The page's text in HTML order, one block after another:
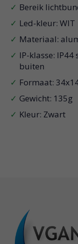
Bereik
Led-kleur: WIT
Materiaal:
IP-klasse:
buiten
Formaat:
Gewicht: 135g
Kleur: Zwart